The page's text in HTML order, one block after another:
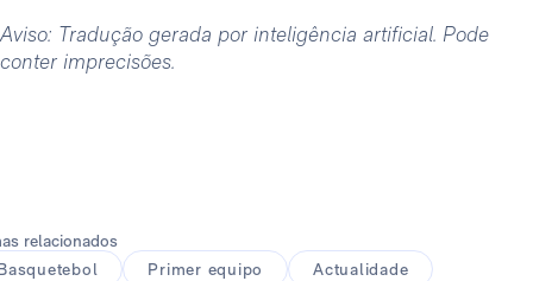
Aviso: Tradução gerada por inteligência artificial. Pode
conter imprecisões.
relacionados
Primer equipo Actualidade